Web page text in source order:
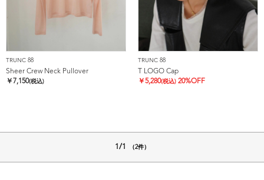
TRUNC 88
Sheer Crew Neck Pullover
￥ 7,150(税込)
TRUNC 88
T LOGO Cap
￥5,280(税込) 20%OFF
1/1 （2件）